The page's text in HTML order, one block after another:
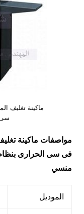
ماكينة تغليف
سى
مواصفات ماكينة
فى سى الحرارى بنظام
منسي
الموديل